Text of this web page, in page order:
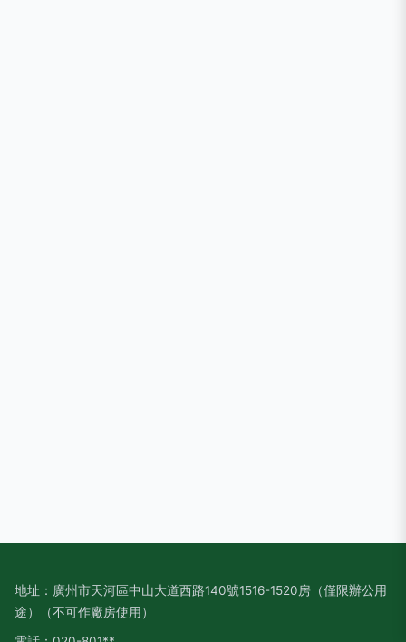
地址：廣州市天河區中山大道西路140號1516-1520房（僅限辦公用
途）（不可作廠房使用）